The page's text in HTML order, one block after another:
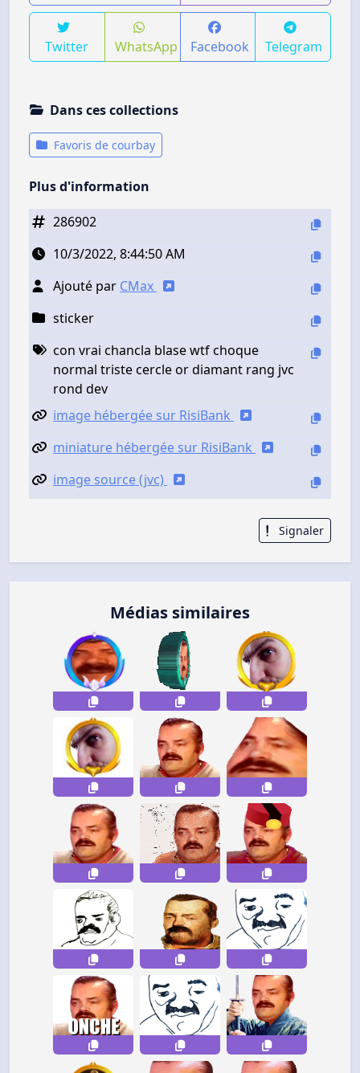
Twitter WhatsApp Facebook Telegram
Dans ces collections
Favoris de courbay
Plus d'information
286902
10/3/2022, 8:44:50 AM
Ajouté par CMax
sticker
con vrai chancla blase wtf choque
normal triste cercle or diamant rang jvc
rond dev
image hébergée sur RisiBank
miniature hébergée sur RisiBank
image source (jvc)
Signaler
Médias similaires